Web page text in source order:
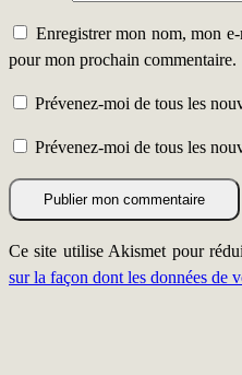
Enregistrer mon nom, mon
pour mon prochain commentaire.
Prévenez-moi de tous les
Prévenez-moi de tous les
Ce site utilise Akismet pour
sur la façon dont les données de